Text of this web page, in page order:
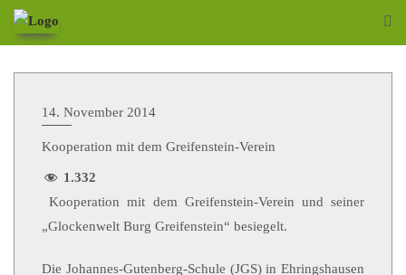
14. November 2014
Kooperation mit dem Greifenstein-Verein
1.332
Kooperation mit dem Greifenstein-Verein und seiner
„Glockenwelt Burg Greifenstein“ besiegelt.
Die Johannes-Gutenberg-Schule (JGS) in Ehringshausen